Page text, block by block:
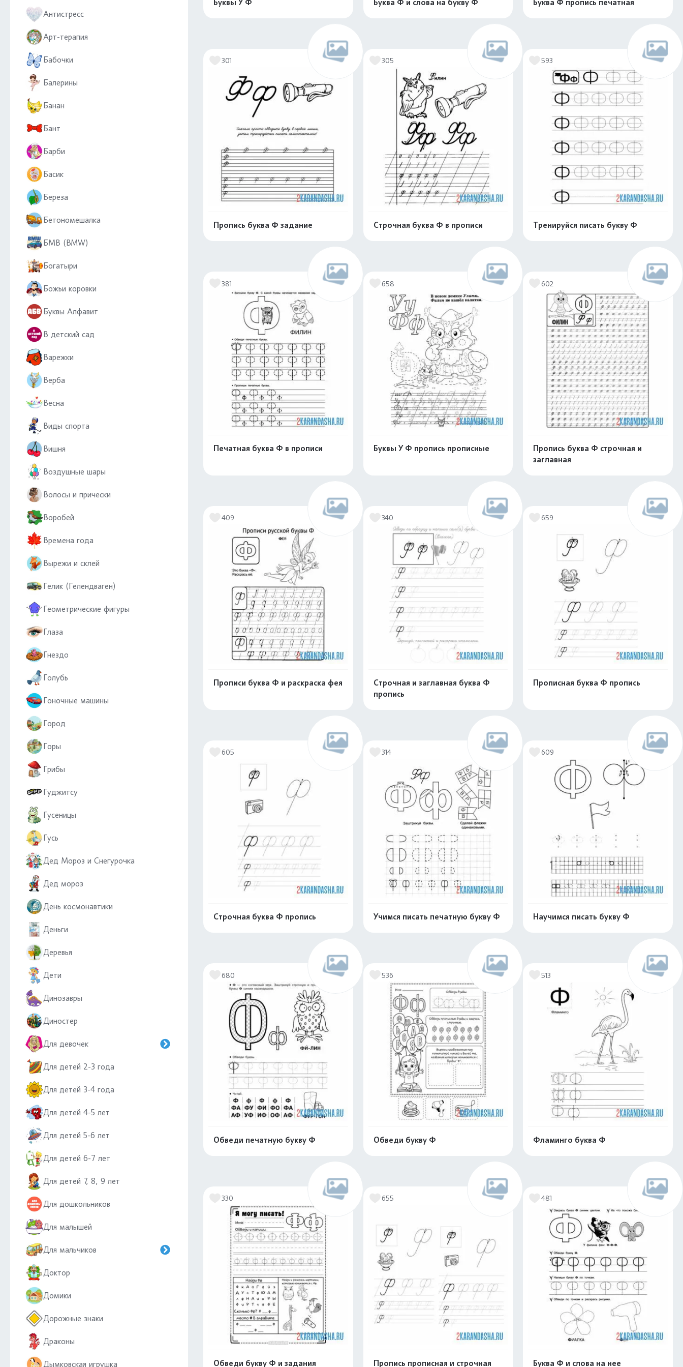
Антистресс
Арт-терапия
Бабочки
Балерины
Банан
Бант
Барби
Басик
Береза
Бетономешалка
БМВ (BMW)
Богатыри
Божьи коровки
Буквы Алфавит
В детский сад
Варежки
Верба
Весна
Виды спорта
Вишня
Воздушные шары
Волосы и прически
Воробей
Времена года
Вырежи и склей
Гелик (Гелендваген)
Геометрические фигуры
Глаза
Гнездо
Голубь
Гоночные машины
Город
Горы
Грибы
Гуджитсу
Гусеницы
Гусь
Дед Мороз и Снегурочка
Дед мороз
День космонавтики
Деньги
Деревья
Дети
Динозавры
Диностер
Для девочек
Для детей 2-3 года
Для детей 3-4 года
Для детей 4-5 лет
Для детей 5-6 лет
Для детей 6-7 лет
Для детей 7, 8, 9 лет
Для дошкольников
Для малышей
Для мальчиков
Доктор
Домики
Дорожные знаки
Драконы
Дымковская игрушка
Буквы У Ф Буква Ф и слова на букву Ф Буква Ф пропись печатная
301
Пропись буква Ф задание
305
Строчная буква Ф в прописи
593
Тренируйся писать букву Ф
381
Печатная буква Ф в прописи
658
Буквы У Ф пропись прописные
602
Пропись буква Ф строчная и
заглавная
409
Прописи буква Ф и раскраска фея
340
Строчная и заглавная буква Ф
пропись
659
Прописная буква Ф пропись
605
Строчная буква Ф пропись
314
Учимся писать печатную букву Ф
609
Научимся писать букву Ф
680
Обведи печатную букву Ф
536
Обведи букву Ф
513
Фламинго буква Ф
330
Обведи букву Ф и задания
655
Пропись прописная и строчная
481
Буква Ф и слова на нее